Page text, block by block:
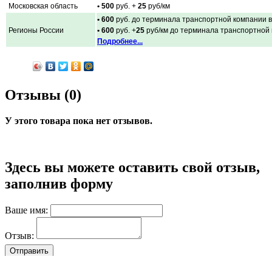
Московская область • 500 руб. + 25 руб/км
Регионы России
• 600 руб. до терминала транспортной компании
• 600 руб. +25 руб/км до терминала
Подробнее...
Отзывы (0)
У этого товара пока нет отзывов.
Здесь вы можете оставить свой отзыв,
заполнив форму
Ваше имя:
Отзыв: